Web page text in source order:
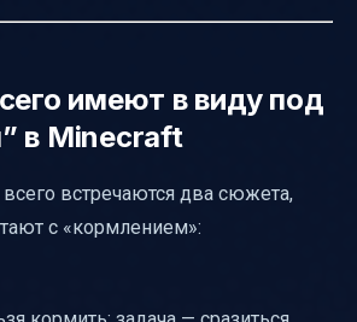
имеют в виду под
в Minecraft
встречаются два сюжета,
с «кормлением»: